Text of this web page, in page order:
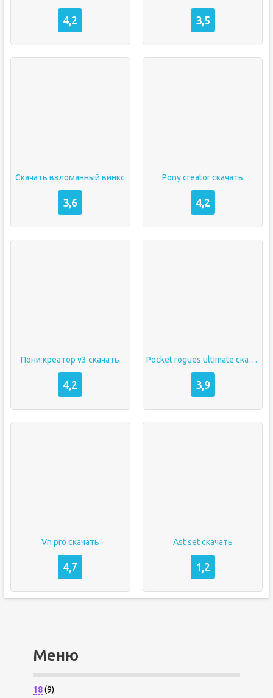
4,2 3,5
Скачать взломанный винкс
3,6
Pony creator скачать
4,2
Пони креатор v3 скачать
4,2
Pocket rogues ultimate скачать на андроид
3,9
Vn pro скачать
4,7
Ast set скачать
1,2
Меню
18(9)